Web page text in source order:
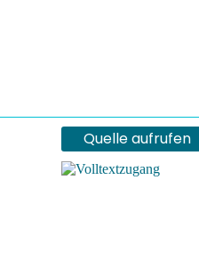
Quelle aufrufen